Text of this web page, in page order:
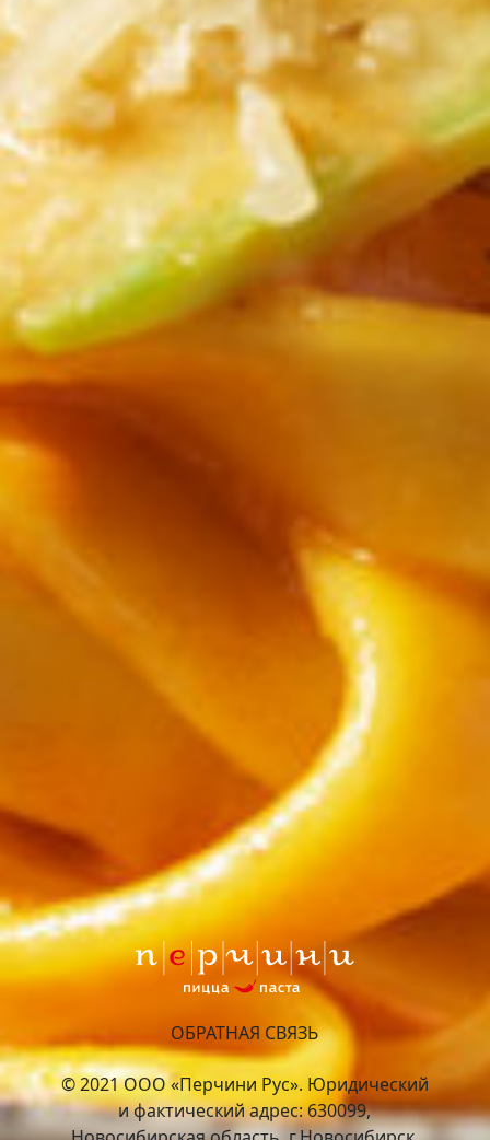
ОБРАТНАЯ СВЯЗЬ
© 2021 ООО «Перчини Рус». Юридический
и фактический адрес: 630099,